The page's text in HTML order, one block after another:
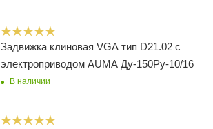
Задвижка клиновая VGA тип D21.02 с
электроприводом AUMA Ду-150Ру-10/16
В наличии